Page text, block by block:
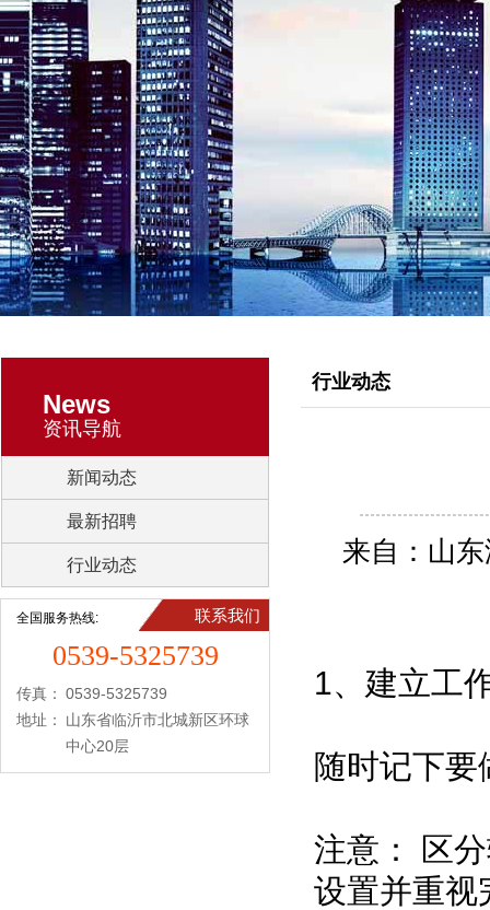
News
资讯导航
新闻动态
最新招聘
行业动态
全国服务热线: 联系我们
0539-5325739
传真： 0539-5325739
地址：
山东省临沂市北城新区环球
中心20层
行业动态
来自：山
1、建立工
随时记下
注意： 区
设置并重视